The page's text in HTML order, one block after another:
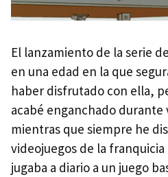
El lanzamiento de la serie
en una edad en la que
haber disfrutado con ella,
acabé enganchado durante
mientras que siempre he
videojuegos de la franquicia
jugaba a diario a un juego